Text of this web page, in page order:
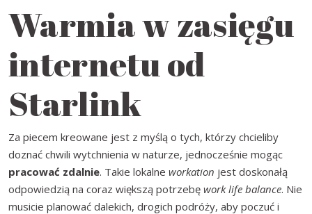
Warmia w zasięgu
internetu od
Starlink
Za piecem kreowane jest z myślą o tych, którzy chcieliby
doznać chwili wytchnienia w naturze, jednocześnie mogąc
pracować zdalnie. Takie lokalne workation jest doskonałą
odpowiedzią na coraz większą potrzebę worklife balance. Nie
musicie planować dalekich, drogich podróży, aby poczuć i